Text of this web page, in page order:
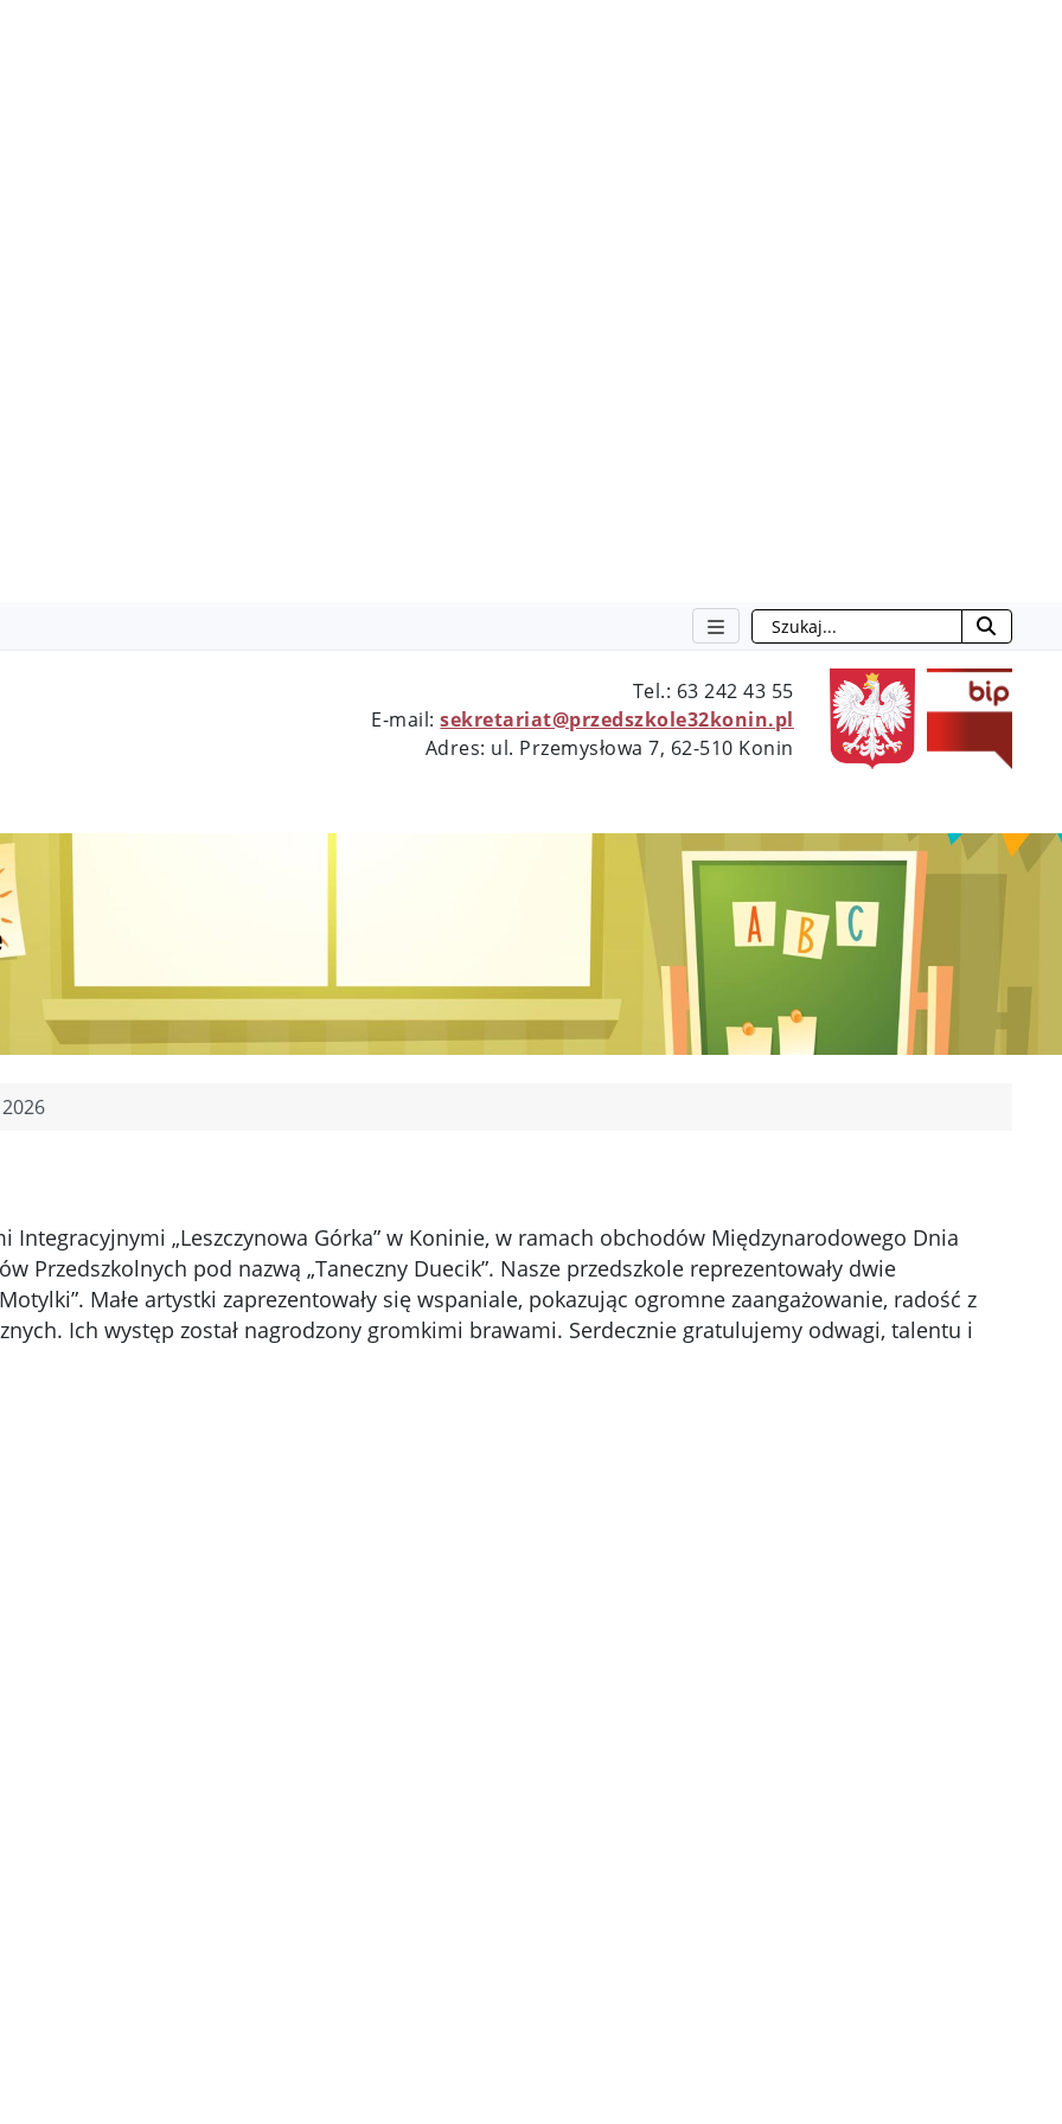
Szukaj
Tel.: 63 242 43 55
E-mail:sekretariat@przedszkole32konin.pl
Adres: ul. Przemysłowa 7, 62-510 Konin
Integracyjnymi „Leszczynowa Górka” w Koninie, w ramach obchodów Międzynarodowego Dnia
Przedszkolnych pod nazwą „Taneczny Duecik”. Nasze przedszkole reprezentowały dwie
Małe artystki zaprezentowały się wspaniale, pokazując ogromne zaangażowanie, radość z
Ich występ został nagrodzony gromkimi brawami. Serdecznie gratulujemy odwagi, talentu i